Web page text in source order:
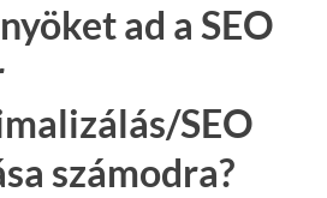
ad a SEO
SEO
számodra?